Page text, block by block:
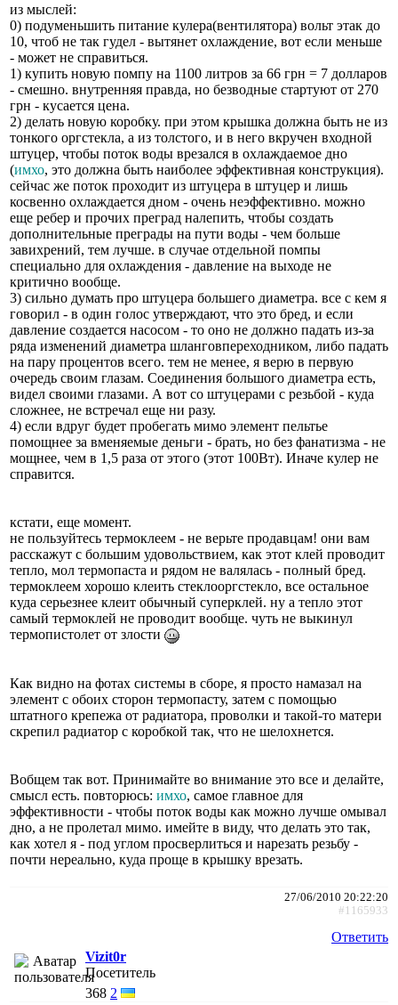
из мыслей:
0) подуменьшить питание кулера(вентилятора) вольт этак до
10, чтоб не так гудел - вытянет охлаждение, вот если меньше
- может не справиться.
1) купить новую помпу на 1100 литров за 66 грн = 7 долларов
- смешно. внутренняя правда, но безводные стартуют от 270
грн - кусается цена.
2) делать новую коробку. при этом крышка должна быть не из
тонкого оргстекла, а из толстого, и в него вкручен входной
штуцер, чтобы поток воды врезался в охлаждаемое дно
(имхо, это должна быть наиболее эффективная конструкция).
сейчас же поток проходит из штуцера в штуцер и лишь
косвенно охлаждается дном - очень неэффективно. можно
еще ребер и прочих преград налепить, чтобы создать
дополнительные преграды на пути воды - чем больше
завихрений, тем лучше. в случае отдельной помпы
специально для охлаждения - давление на выходе не
критично вообще.
3) сильно думать про штуцера большего диаметра. все с кем я
говорил - в один голос утверждают, что это бред, и если
давление создается насосом - то оно не должно падать из-за
ряда изменений диаметра шланговпереходником, либо падать
на пару процентов всего. тем не менее, я верю в первую
очередь своим глазам. Соединения большого диаметра есть,
видел своими глазами. А вот со штуцерами с резьбой - куда
сложнее, не встречал еще ни разу.
4) если вдруг будет пробегать мимо элемент пельтье
помощнее за вменяемые деньги - брать, но без фанатизма - не
мощнее, чем в 1,5 раза от этого (этот 100Вт). Иначе кулер не
справится.
кстати, еще момент.
не пользуйтесь термоклеем - не верьте продавцам! они вам
расскажут с большим удовольствием, как этот клей проводит
тепло, мол термопаста и рядом не валялась - полный бред.
термоклеем хорошо клеить стеклооргстекло, все остальное
куда серьезнее клеит обычный суперклей. ну а тепло этот
самый термоклей не проводит вообще. чуть не выкинул
термопистолет от злости
Как видно на фотах системы в сборе, я просто намазал на
элемент с обоих сторон термопасту, затем с помощью
штатного крепежа от радиатора, проволки и такой-то матери
скрепил радиатор с коробкой так, что не шелохнется.
Вобщем так вот. Принимайте во внимание это все и делайте,
смысл есть. повторюсь: имхо, самое главное для
эффективности - чтобы поток воды как можно лучше омывал
дно, а не пролетал мимо. имейте в виду, что делать это так,
как хотел я - под углом просверлиться и нарезать резьбу -
почти нереально, куда проще в крышку врезать.
27/06/2010 20:22:20
#1165933
Ответить
Vizit0r
Посетитель
368 2